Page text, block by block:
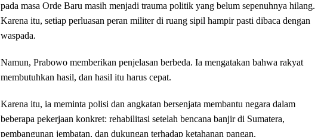
pada masa Orde Baru masih menjadi trauma politik yang belum sepenuhnya hilang.
Karena itu, setiap perluasan peran militer di ruang sipil hampir pasti dibaca dengan
waspada.
Namun, Prabowo memberikan penjelasan berbeda. Ia mengatakan bahwa rakyat
membutuhkan hasil, dan hasil itu harus cepat.
Karena itu, ia meminta polisi dan angkatan bersenjata membantu negara dalam
beberapa pekerjaan konkret: rehabilitasi setelah bencana banjir di Sumatera,
pembangunan jembatan, dan dukungan terhadap ketahanan pangan.